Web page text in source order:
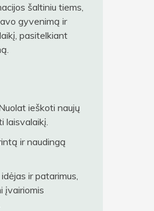
šaltiniu tiems,
gyvenimą ir
pasitelkiant
ieškoti naujų
laisvalaikį.
ir naudingą
ir patarimus,
įvairiomis